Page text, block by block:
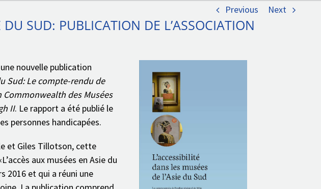
Previous Next
DU SUD: PUBLICATION DE L’ASSOCIATION
nouvelle publication
Sud: Le compte-rendu de
Commonwealth des Musées
II. Le rapport a été publié le
personnes handicapées.
et Giles Tillotson, cette
aux musées en Asie du
2016 et qui a réuni une